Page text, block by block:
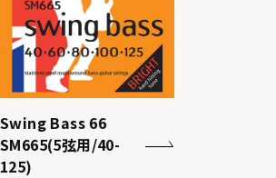
Swing Bass 66
SM665(5弦用/40-
125)